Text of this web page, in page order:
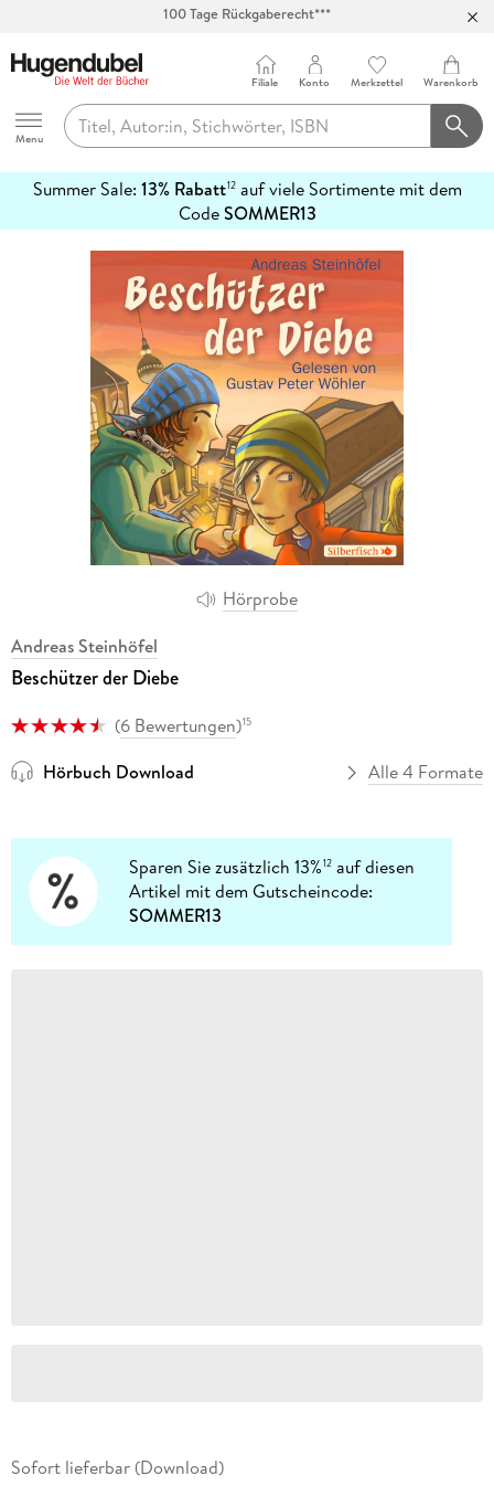
Abholung in über 100 Filialen
Hugendubel
Menu
Filiale Konto Merkzettel Warenkorb
Summer Sale: 13% Rabatt12auf viele Sortimente mit dem
CodeSOMMER13
erfahren
Hörprobe
Andreas Steinhöfel
Beschützer der Diebe
(6 Bewertungen)15
Hörbuch Download Alle 4 Formate
Sparen Sie zusätzlich 13%12 auf diesen
Artikel mit dem Gutscheincode:
SOMMER13
Sofort lieferbar (Download)